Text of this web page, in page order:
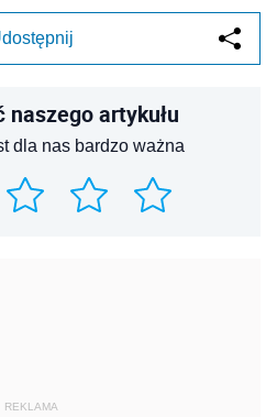
naszego artykułu
dla nas bardzo ważna
REKLAMA